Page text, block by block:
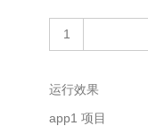
1
运行效果
app1 项目